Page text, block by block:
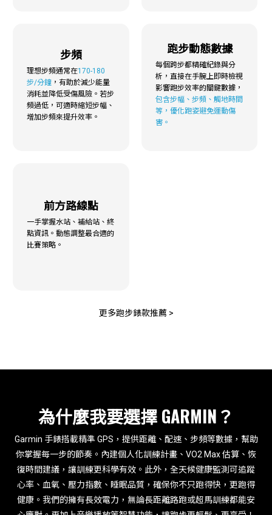
步頻
理想步頻通常在170-180
步/分鐘 ，有助於減少能量
消耗並降低受傷風險。若步
頻過低，可適時縮短步幅、
增加步頻來提升效率。
跑步動態數據
每個跨步都精確紀錄與分
析，直接在手腕上即時檢視
影響跑步效率的關鍵數據，
包含步幅、步頻、觸地時間
等，優化跑姿避免運動傷
害。
前方路線點
一手掌握水站、補給站、終
點資訊。動態調整最合適的
比賽策略。
更多跑步錶款推薦 >
為什麼我要選擇 GARMIN？
Garmin 手錶搭載精準 GPS，提供距離、配速、步頻等數據，幫助
你掌握每一步的節奏。內建個人化訓練計畫、VO2 Max 估算、恢
復時間建議，讓訓練更科學有效。此外，全天候健康監測可追蹤
心率、血氧、壓力指數、睡眠品質，確保你不只跑得快，更跑得
健康。我們的擁有長效電力，無論長距離路跑或超馬訓練都能安